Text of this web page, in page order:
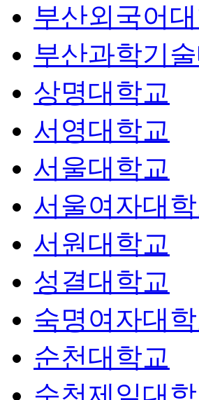
부산외국어
부산과학기
상명대학교
서영대학교
서울대학교
서울여자대
서원대학교
성결대학교
숙명여자대
순천대학교